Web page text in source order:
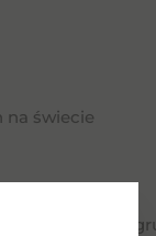
na świecie
białe,